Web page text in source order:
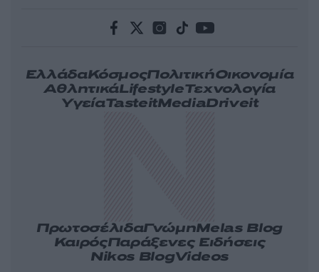
ΕλλάδαΚόσμοςΠολιτικήΟικονομία
ΑθλητικάLifestyleΤεχνολογία
ΥγείαTasteitMediaDriveit
ΠρωτοσέλιδαΓνώμηMelas Blog
ΚαιρόςΠαράξενες Ειδήσεις
Nikos BlogVideos